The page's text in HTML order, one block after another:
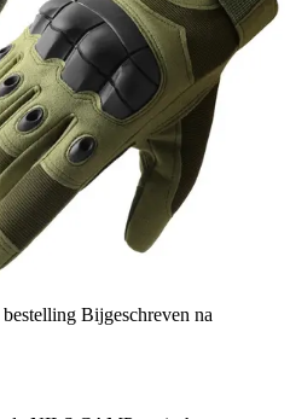
Bijgeschreven na